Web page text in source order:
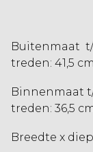
treden: 41,5 cm
treden: 36,5
Breedte x